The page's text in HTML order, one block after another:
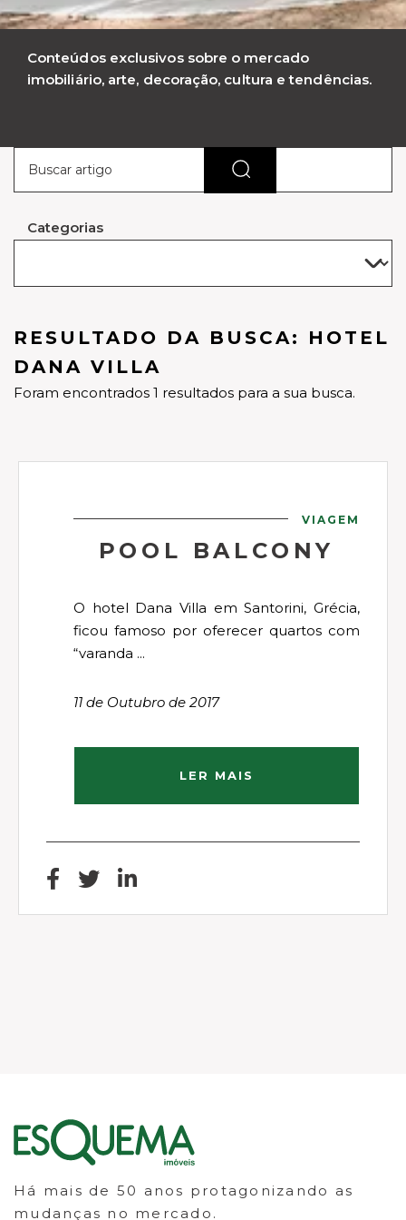
Conteúdos exclusivos sobre o mercado
imobiliário, arte, decoração, cultura e tendências.
Categorias
RESULTADO DA BUSCA: HOTEL
DANA VILLA
Foram encontrados 1 resultados para a sua busca.
VIAGEM
POOL BALCONY
O hotel Dana Villa em Santorini, Grécia,
ficou famoso por oferecer quartos com
“varanda ...
11 de Outubro de 2017
LER MAIS
Há mais de 50 anos protagonizando as
mudanças no mercado.